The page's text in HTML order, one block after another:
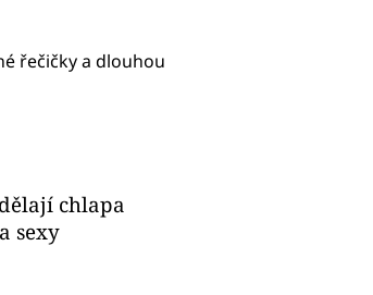
řečičky a dlouhou
chlapa
sexy